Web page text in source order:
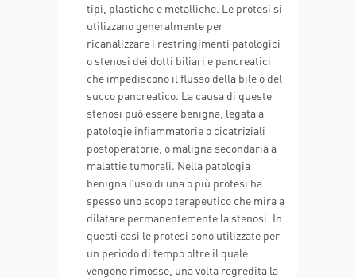
tipi, plastiche e metalliche. Le protesi si
utilizzano generalmente per
ricanalizzare i restringimenti patologici
o stenosi dei dotti biliari e pancreatici
che impediscono il flusso della bile o del
succo pancreatico. La causa di queste
stenosi può essere benigna, legata a
patologie infiammatorie o cicatriziali
postoperatorie, o maligna secondaria a
malattie tumorali. Nella patologia
benigna l’uso di una o più protesi ha
spesso uno scopo terapeutico che mira a
dilatare permanentemente la stenosi. In
questi casi le protesi sono utilizzate per
un periodo di tempo oltre il quale
vengono rimosse, una volta regredita la